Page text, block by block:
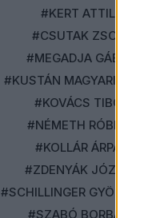
#KERT ATTILA
#CSUTAK ZSOLT
#MEGADJA GÁBOR
#KUSTÁN MAGYARI ATTILA
#KOVÁCS TIBOR
#NÉMETH RÓBERT
#KOLLÁR ÁRPÁD
#ZDENYÁK JÓZSEF
#SCHILLINGER GYÖNGYVÉR
#SZABÓ BORBÁLA